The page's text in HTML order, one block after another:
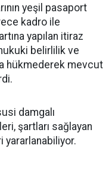
yeşil pasaport
kadro ile
yapılan itiraz
belirlilik ve
hükmederek mevcut
damgalı
şartları sağlayan
yararlanabiliyor.